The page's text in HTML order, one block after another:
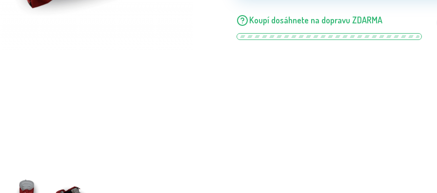
Koupí dosáhnete na dopravu ZDARMA